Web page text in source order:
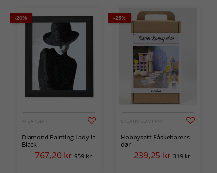
-20%
WIZARDIART
Diamond Painting Lady in
Black
767,20 kr 959 kr
-25%
CREATIV COMPANY
Hobbysett Påskeharens
dør
239,25 kr 319 kr